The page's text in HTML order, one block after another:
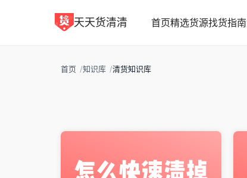
天天货清清 首页精选货源找货指南
清货知识库
首页 /知识库 /清货知识库